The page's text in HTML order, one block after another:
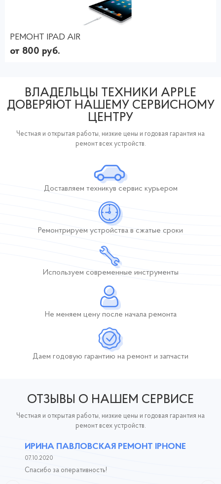
РЕМОНТ IPAD AIR
от 800 руб.
ВЛАДЕЛЬЦЫ ТЕХНИКИ APPLE
ДОВЕРЯЮТ НАШЕМУ СЕРВИСНОМУ
ЦЕНТРУ
Честная и открытая работы, низкие цены и годовая гарантия на
ремонт всех устройств.
Доставляем техникув сервис курьером
Ремонтрируем устройства в сжатые сроки
Используем современные инструменты
Не меняем цену после начала ремонта
Даем годовую гарантию на ремонт и запчасти
ОТЗЫВЫ О НАШЕМ СЕРВИСЕ
Честная и открытая работы, низкие цены и годовая гарантия на
ремонт всех устройств.
ИРИНА ПАВЛОВСКАЯ РЕМОНТ IPHONE
07.10.2020
Спасибо за оперативность!